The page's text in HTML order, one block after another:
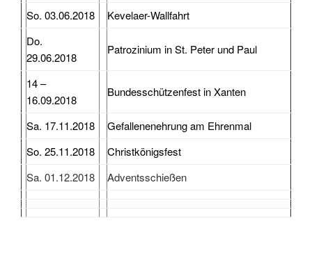
So. 03.06.2018
Kevelaer-Wallfahrt
Do.
29.06.2018
Patrozinium in St. Peter und Paul
14 –
16.09.2018
Bundesschützenfest in Xanten
Sa. 17.11.2018
Gefallenenehrung am Ehrenmal
So. 25.11.2018
Christkönigsfest
Sa. 01.12.2018
Adventsschießen